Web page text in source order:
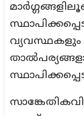
വ്യവസ്ഥകളും